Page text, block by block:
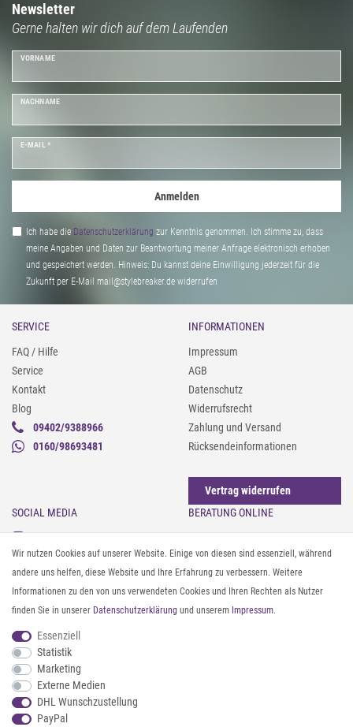
Newsletter
Gerne halten wir dich auf dem Laufenden
VORNAME
NACHNAME
E-MAIL *
Anmelden
Ich habe die Daten­schutz­erklärung zur Kenntnis genommen. Ich stimme zu, dass
meine Angaben und Daten zur Beantwortung meiner Anfrage elektronisch erhoben
und gespeichert werden. Hinweis: Du kannst deine Einwilligung jederzeit für die
Zukunft per E-Mail mail@stylebreaker.de widerrufen
SERVICE
FAQ / Hilfe
Service
Kontakt
Blog
09402/9388966
0160/98693481
INFORMATIONEN
Impressum
AGB
Datenschutz
Widerrufsrecht
Zahlung und Versand
Rücksendeinformationen
Vertrag widerrufen
SOCIAL MEDIA
Instagram
Facebook
Pinterest
Twitter
Youtube
Threads
BERATUNG ONLINE
Gürtel messen & kürzen
Sonnenbrillen & UV-Schutz
Textilpflege
Textil- und Material-Guide
Geldbörse richtig organisieren
ZAHLUNG & VERSAND
Wir nutzen Cookies auf unserer Website. Einige von diesen sind essenziell, während
andere uns helfen, diese Website und Ihre Erfahrung zu verbessern. Weitere
Informationen zu den von uns verwendeten Cookies und Ihren Rechten als Nutzer
finden Sie in unserer Daten­schutz­erklärung und unserem Impressum.
Essenziell
Statistik
Marketing
Externe Medien
DHL Wunschzustellung
PayPal